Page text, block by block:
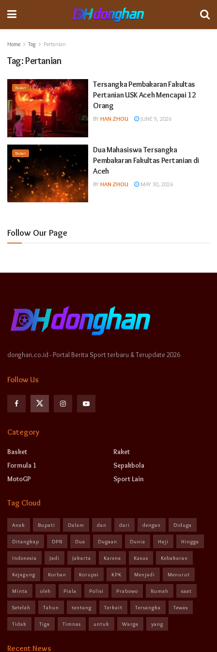
Home Tag Pertanian
Tag:Pertanian
Basket
Tersangka Pembakaran Fakultas
Pertanian USK Aceh Mencapai 12
Orang
BY HAN ZHOU JUNE 9, 2026
Basket
Dua Mahasiswa Tersangka
Pembakaran Fakultas Pertanian di
Aceh
BY HAN ZHOU MAY 30, 2026
Follow Our Page
donghan.co.id - Portal Berita Sport terbaru & Terupdate 2026
Follow Us
Category
Basket
Formula 1
MotoGP
Raket
Sepakbola
Sport Lain
Tag Cloud
Anak Bupati Dalam dan dari dengan Diduga
Ditangkap DPR Dua Dugaan Dunia Haji Hingga
Indonesia Jadi Jakarta Karena Kasus Kebakaran
Kejagung Korban Korupsi KPK Menjadi Menurut
Minta oleh Piala Polisi Prabowo Rumah saat
Setelah Tahun tentang Terkait Tersangka Tewas
Tidak Tiga Timnas untuk Warga yang
Recent News